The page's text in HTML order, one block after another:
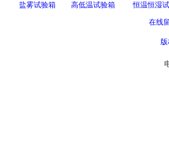
盐雾试验箱 高低温试验箱 恒温恒湿
在线